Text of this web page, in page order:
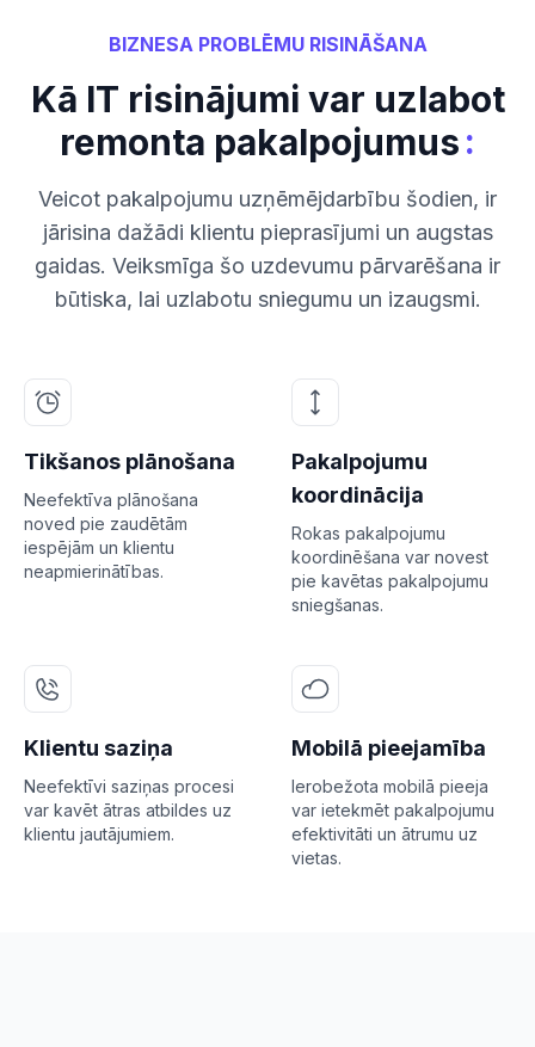
BIZNESA PROBLĒMU RISINĀŠANA
Kā IT risinājumi var uzlabot
remonta pakalpojumus:
Veicot pakalpojumu uzņēmējdarbību šodien, ir
jārisina dažādi klientu pieprasījumi un augstas
gaidas. Veiksmīga šo uzdevumu pārvarēšana ir
būtiska, lai uzlabotu sniegumu un izaugsmi.
Tikšanos plānošana
Neefektīva plānošana
noved pie zaudētām
iespējām un klientu
neapmierinātības.
Pakalpojumu
koordinācija
Rokas pakalpojumu
koordinēšana var novest
pie kavētas pakalpojumu
sniegšanas.
Klientu saziņa
Neefektīvi saziņas procesi
var kavēt ātras atbildes uz
klientu jautājumiem.
Mobilā pieejamība
Ierobežota mobilā pieeja
var ietekmēt pakalpojumu
efektivitāti un ātrumu uz
vietas.